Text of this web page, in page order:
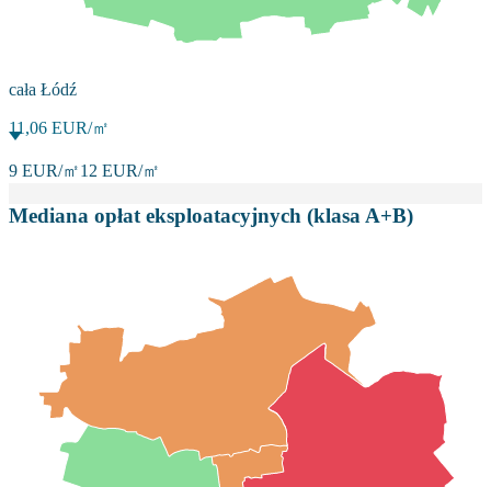
cała Łódź
11,06 EUR/㎡
9 EUR/㎡12 EUR/㎡
Mediana opłat eksploatacyjnych (klasa A+B)